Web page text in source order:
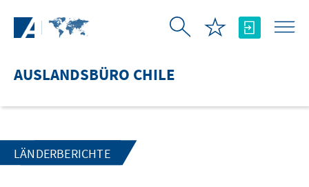
AUSLANDSBÜRO CHILE
LÄNDERBERICHTE